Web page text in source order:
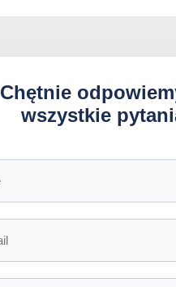
Chętnie
wszystkie